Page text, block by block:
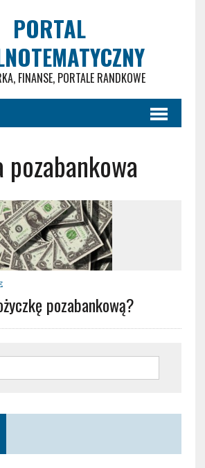
PORTAL
FINANSE, PORTALE RANDKOWE
pozabankowa
pozabankową?